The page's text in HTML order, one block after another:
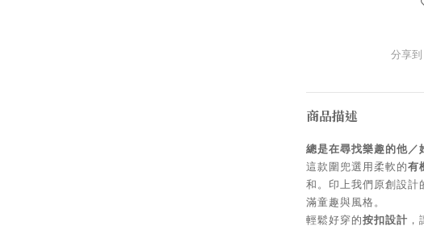
分享到
商品描述
總是在尋找樂趣的他／
這款圍兜選用柔軟的有
和。印上我們原創設計
滿童趣與風格。
輕鬆好穿的按扣設計